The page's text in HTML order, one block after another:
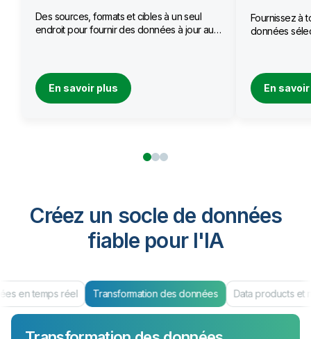
Des sources, formats et cibles à un seul
endroit pour fournir des données à jour aux
En savoir plus
Fournissez à
données
En
Créez un socle de données
fiable pour I'IA
en temps réel Transformation des données Data products et